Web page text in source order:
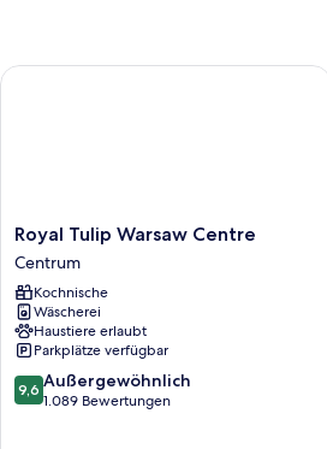
Royal
Tulip
Warsaw
Centre
Centrum
Royal Tulip Warsaw Centre
Centrum
Kochnische
Wäscherei
Haustiere erlaubt
Parkplätze verfügbar
9.6
von
9,6 Außergewöhnlich
1.089 Bewertungen
Royal Tulip Warsaw Centre